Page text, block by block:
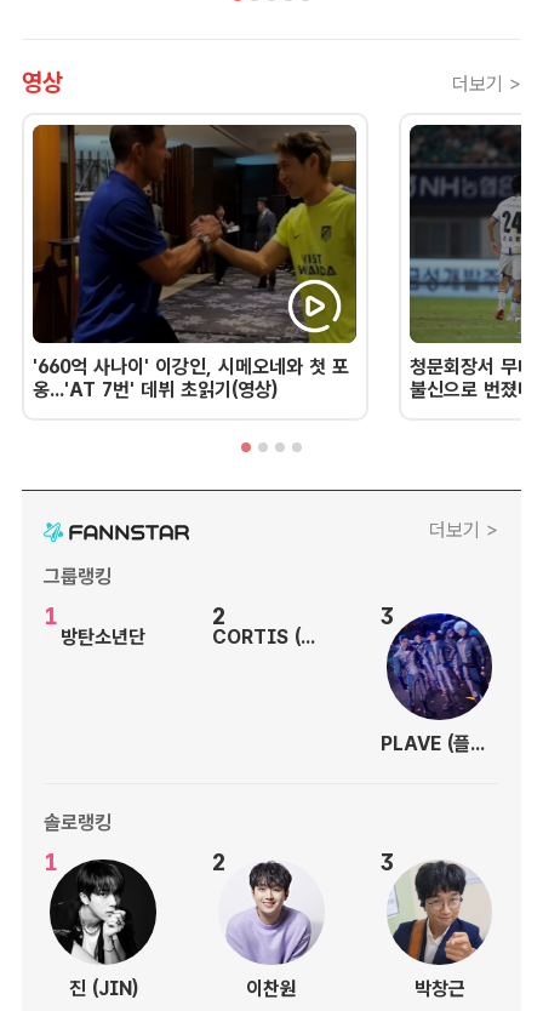
영상 더보기 >
'660억 사나이' 이강인, 시메오네와 첫 포
옹...'AT 7번' 데뷔 초읽기(영상)
청문회장서 무너
불신으로 번졌
더보기 >
그룹랭킹
1
방탄소년단
2
CORTIS (코르티스)
3
PLAVE (플레이브)
솔로랭킹
1
진 (JIN)
2
이찬원
3
박창근